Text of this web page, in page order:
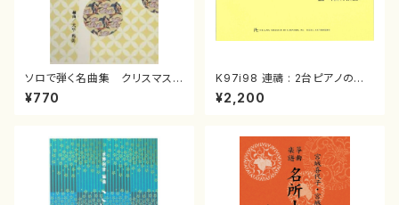
ソロで弾く名曲集 クリスマス・
イブ／恋人がサンタクロース(
箏独奏 /大平光美 編曲/楽
¥770
K97i98 連禱 : 2台ピアノのた
めの（2 Pianos / 菊池 幸夫 /
楽譜）
¥2,200